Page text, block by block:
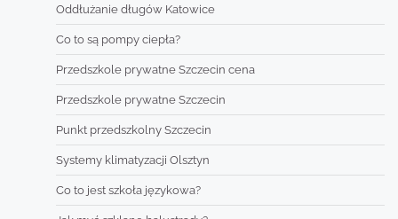
Oddłużanie długów Katowice
Co to są pompy ciepła?
Przedszkole prywatne Szczecin cena
Przedszkole prywatne Szczecin
Punkt przedszkolny Szczecin
Systemy klimatyzacji Olsztyn
Co to jest szkoła językowa?